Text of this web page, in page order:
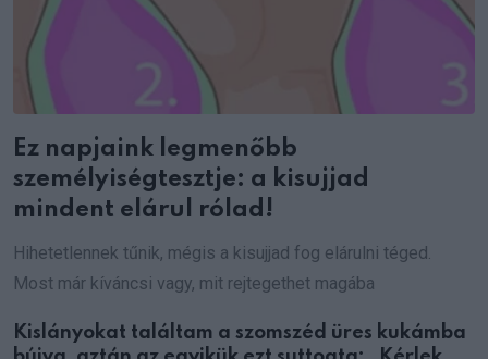
Ez napjaink legmenőbb
személyiségtesztje: a kisujjad
mindent elárul rólad!
Hihetetlennek tűnik, mégis a kisujjad fog elárulni téged.
Most már kíváncsi vagy, mit rejtegethet magába
Kislányokat találtam a szomszéd üres kukámba